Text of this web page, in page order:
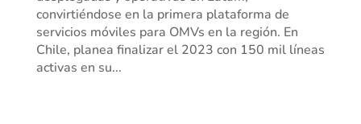
convirtiéndose en la primera plataforma de
servicios móviles para OMVs en la región. En
Chile, planea finalizar el 2023 con 150 mil líneas
activas en su...